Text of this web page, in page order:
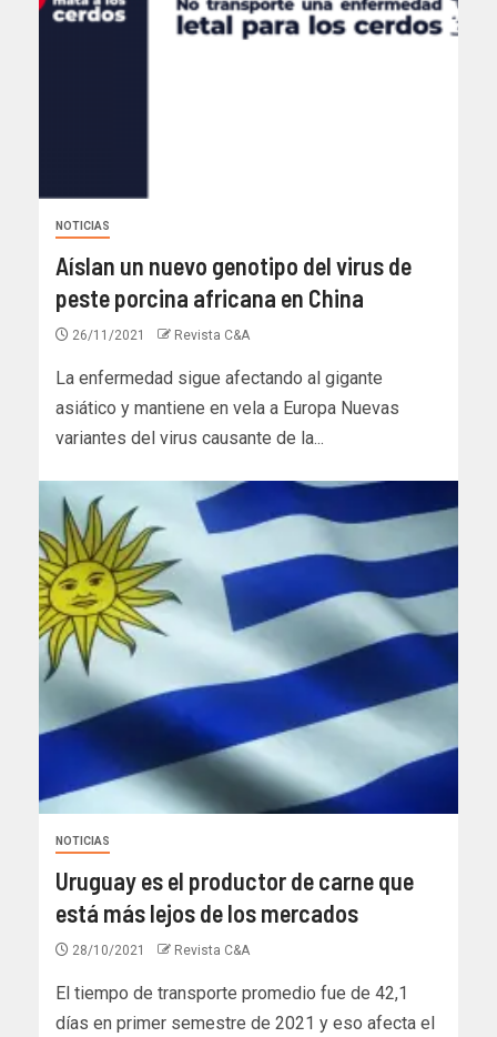
NOTICIAS
Aíslan un nuevo genotipo del virus de
peste porcina africana en China
26/11/2021 Revista C&A
La enfermedad sigue afectando al gigante
asiático y mantiene en vela a Europa Nuevas
variantes del virus causante de la...
NOTICIAS
Uruguay es el productor de carne que
está más lejos de los mercados
28/10/2021 Revista C&A
El tiempo de transporte promedio fue de 42,1
días en primer semestre de 2021 y eso afecta el